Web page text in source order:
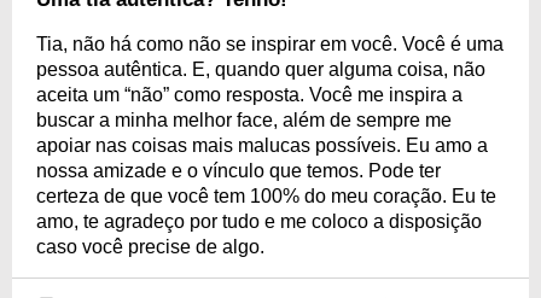
Tia, não há como não se inspirar em você. Você é uma
pessoa autêntica. E, quando quer alguma coisa, não
aceita um “não” como resposta. Você me inspira a
buscar a minha melhor face, além de sempre me
apoiar nas coisas mais malucas possíveis. Eu amo a
nossa amizade e o vínculo que temos. Pode ter
certeza de que você tem 100% do meu coração. Eu te
amo, te agradeço por tudo e me coloco a disposição
caso você precise de algo.